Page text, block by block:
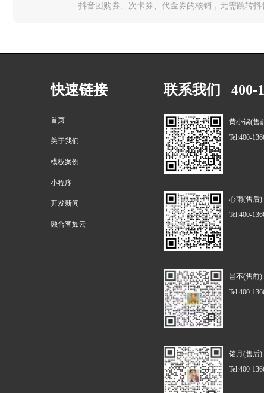
抖音团购券、次卡券、代金券的核销，无需跳转抖
快速链接
首页
关于我们
模板案例
小程序
开发新闻
融合客如云
联系我们 400-
黄小锅(售
Tel:400-
心雨(售后)
Tel:400-
岂不(售前)
Tel:400-
铭月(售后)
Tel:400-